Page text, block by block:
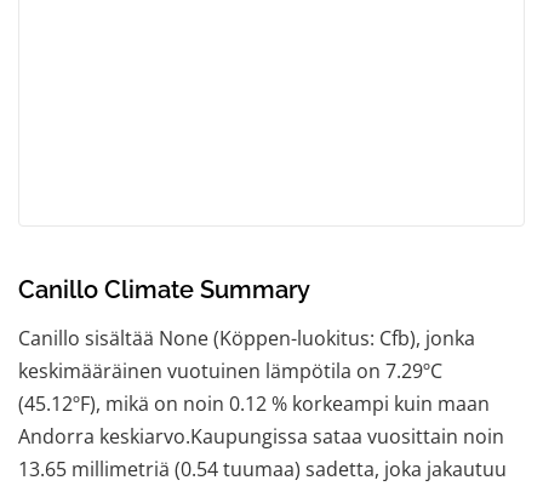
Canillo Climate Summary
Canillo sisältää None (Köppen-luokitus: Cfb), jonka
keskimääräinen vuotuinen lämpötila on 7.29ºC
(45.12ºF), mikä on noin 0.12 % korkeampi kuin maan
Andorra keskiarvo.Kaupungissa sataa vuosittain noin
13.65 millimetriä (0.54 tuumaa) sadetta, joka jakautuu